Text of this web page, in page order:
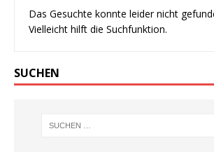
Das Gesuchte konnte leider nicht
Vielleicht hilft die Suchfunktion.
SUCHEN